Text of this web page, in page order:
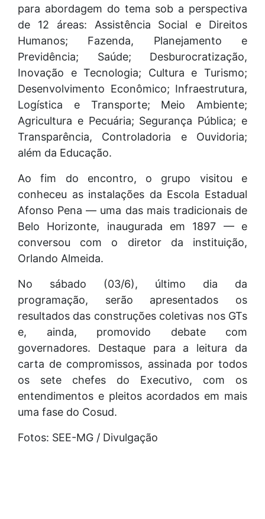
para abordagem do tema sob a perspectiva
de 12 áreas: Assistência Social e Direitos
Humanos; Fazenda, Planejamento e
Previdência; Saúde; Desburocratização,
Inovação e Tecnologia; Cultura e Turismo;
Desenvolvimento Econômico; Infraestrutura,
Logística e Transporte; Meio Ambiente;
Agricultura e Pecuária; Segurança Pública; e
Transparência, Controladoria e Ouvidoria;
além da Educação.
Ao fim do encontro, o grupo visitou e
conheceu as instalações da Escola Estadual
Afonso Pena — uma das mais tradicionais de
Belo Horizonte, inaugurada em 1897 — e
conversou com o diretor da instituição,
Orlando Almeida.
No sábado (03/6), último dia da
programação, serão apresentados os
resultados das construções coletivas nos GTs
e, ainda, promovido debate com
governadores. Destaque para a leitura da
carta de compromissos, assinada por todos
os sete chefes do Executivo, com os
entendimentos e pleitos acordados em mais
uma fase do Cosud.
Fotos: SEE-MG / Divulgação